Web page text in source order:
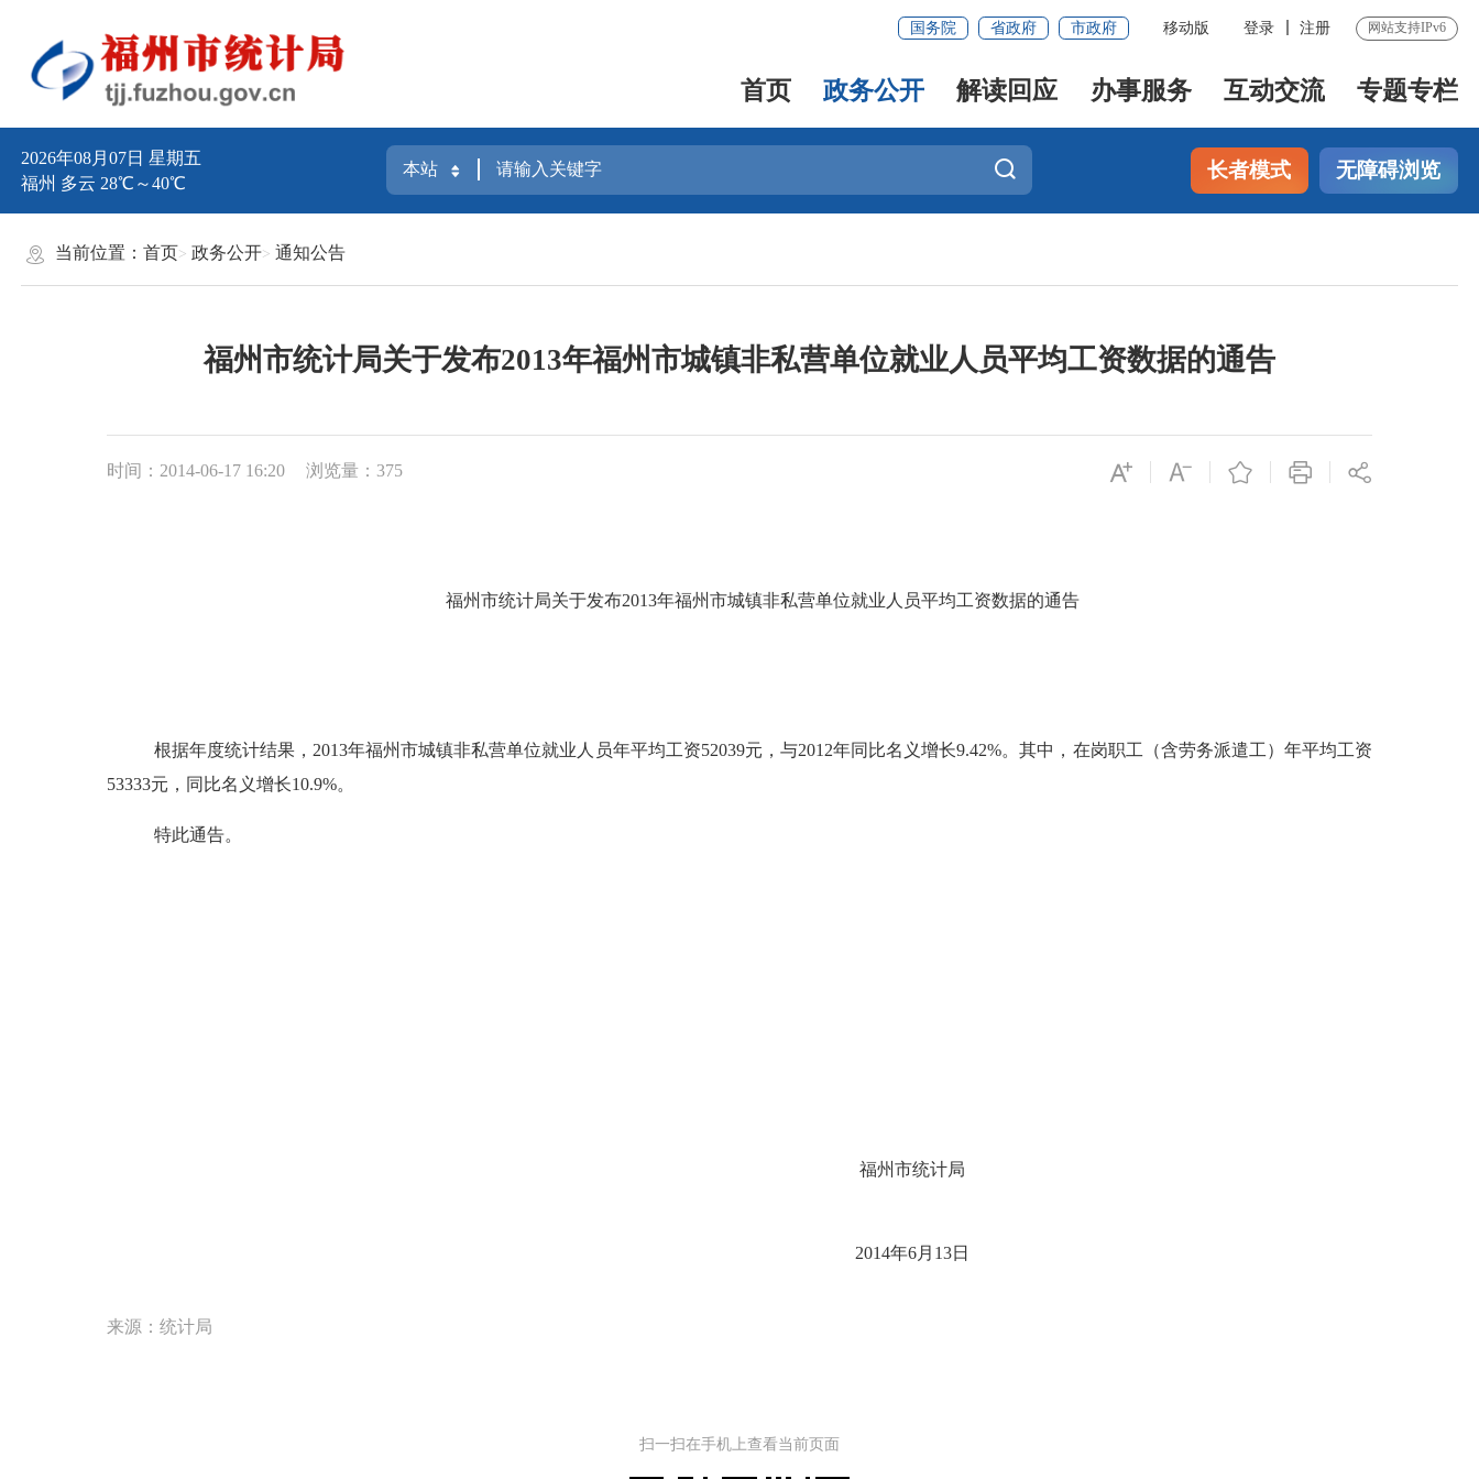
国务院 省政府 市政府 移动版 登录 注册 网站支持IPv6
首页 政务公开 解读回应 办事服务 互动交流 专题专栏
2026年08月07日 星期五
福州 多云 28℃～40℃
长者模式 无障碍浏览
当前位置： 首页 政务公开 通知公告
福州市统计局关于发布2013年福州市城镇非私营单位就业人员平均工资数据的通告
时间：2014-06-17 16:20 浏览量：375
福州市统计局关于发布2013年福州市城镇非私营单位就业人员平均工资数据的通告
根据年度统计结果， 2013年福州市城镇非私营单位就业人员年平均工资52039元，与2012年同比名义增长9.42%。其中，在岗职工（含劳务派遣工）年平均工资
53333元，同比名义增长10.9%。
特此通告。
福州市统计局
2014年6月13日
来源：统计局
扫一扫在手机上查看当前页面